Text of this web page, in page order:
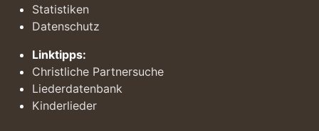
Statistiken
Datenschutz
Linktipps:
Christliche Partnersuche
Liederdatenbank
Kinderlieder